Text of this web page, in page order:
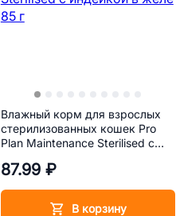
Влажный корм для взрослых
стерилизованных кошек Pro
Plan Maintenance Sterilised с
87.99 ₽
В корзину